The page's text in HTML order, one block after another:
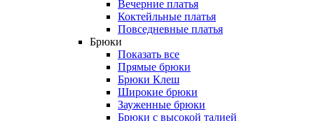
Вечерние платья
Коктейльные платья
Повседневные платья
Брюки
Показать все
Прямые брюки
Брюки Клеш
Широкие брюки
Зауженные брюки
Брюки с высокой талией